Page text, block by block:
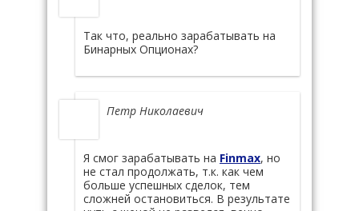
Так что, реально зарабатывать на
Бинарных Опционах?
Петр Николаевич
Я смог зарабатывать на Finmax, но
не стал продолжать, т.к. как чем
больше успешных сделок, тем
сложней остановиться. В результате